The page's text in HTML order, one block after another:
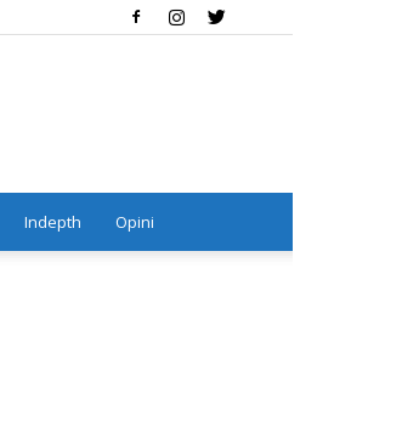
Indepth Opini